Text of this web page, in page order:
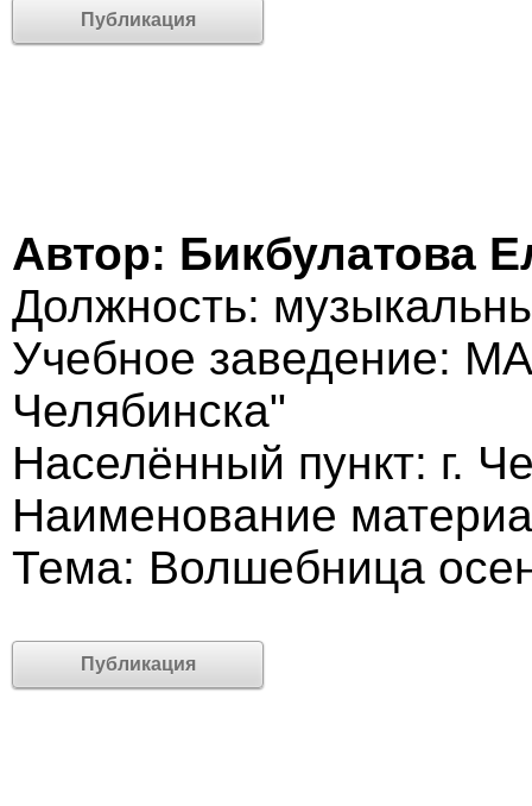
Публикация
Автор: Бикбулатова
Должность:
Учебное заведение:
Челябинска"
Населённый пункт: г.
Наименование
Тема: Волшебница
Публикация